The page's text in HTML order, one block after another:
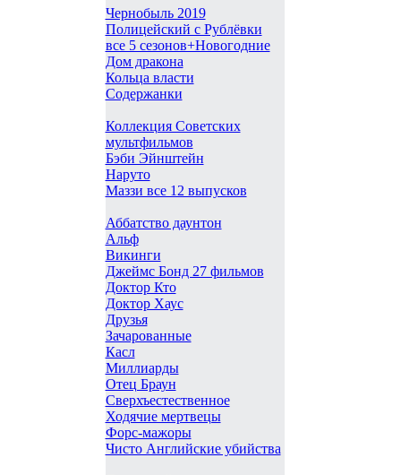
Чернобыль 2019
Полицейский с Рублёвки
все 5 сезонов+Новогодние
Дом дракона
Кольца власти
Содержанки
Коллекция Советских
мультфильмов
Бэби Эйнштейн
Наруто
Маззи все 12 выпусков
Аббатство даунтон
Альф
Викинги
Джеймс Бонд 27 фильмов
Доктор Кто
Доктор Хаус
Друзья
Зачарованные
Касл
Миллиарды
Отец Браун
Сверхъестественное
Ходячие мертвецы
Форс-мажоры
Чисто Английские убийства